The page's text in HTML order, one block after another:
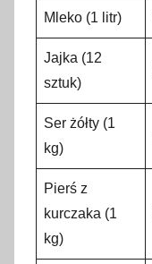
Mleko (1 litr)
Jajka (12
sztuk)
Ser żółty (1
kg)
Pierś z
kurczaka (1
kg)